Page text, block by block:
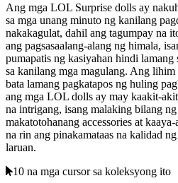
Ang mga LOL Surprise dolls ay
sa mga unang minuto ng kanilang
nakakagulat, dahil ang tagumpay na
ang pagsasaalang-alang ng himala,
pumapatis ng kasiyahan hindi lamang
sa kanilang mga magulang. Ang lihim
bata lamang pagkatapos ng huling
ang mga LOL dolls ay may kaakit-
na intrigang, isang malaking bilang
makatotohanang accessories at
na rin ang pinakamataas na kalidad
laruan.
10 na mga cursor sa koleksyong ito